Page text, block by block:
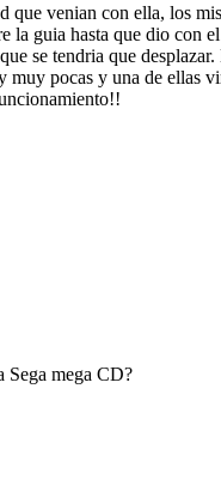
venian con ella, los
la guia hasta que dio con
se tendria que
pocas y una de ellas
Sega mega CD?